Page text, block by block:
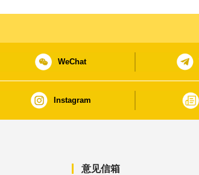
WeChat
Instagram
意见信箱